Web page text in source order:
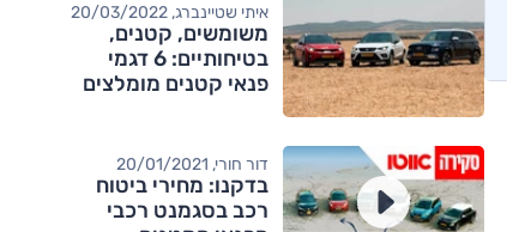
איתי שטיינברג, 20/03/2022
משומשים, קטנים,
בטיחותיים: 6 דגמי
פנאי קטנים מומלצים
דור חורי, 20/01/2021
בדקנו: מחירי ביטוח
רכב בסגמנט רכבי